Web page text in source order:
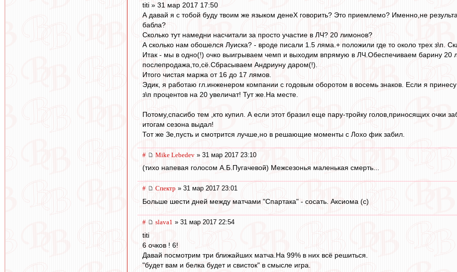
titi » 31 мар 2017 17:50
А давай я с тобой буду твоим же языком денеХ говорить? Это приемлемо? Именно,не
бабла?
Сколько тут намедни насчитали за просто участие в ЛЧ? 20 лимонов?
А сколько нам обошелся Луиска? - вроде писали 1.5 ляма.+ положили где то около трех з\п.
Итак - мы в одно(!) очко выигрываем чемп и выходим впрямую в ЛЧ.Обеспечиваем барину 20
послепродажа,то,сё.Сбрасываем Андриуну даром(!).
Итого чистая маржа от 16 до 17 лямов.
Эдик, я работаю гл.инженером компании с годовым оборотом в восемь знаков. Если я
з\п процентов на 20 увеличат! Тут же.На месте.
Потому,спасибо тем ,кто купил. А если этот бразил еще пару-тройку голов,приносящих очки
итогам сезона выдал!
Тот же Зе,пусть и смотрится лучше,но в решающие моменты с Лохо фик забил.
# Mike Lebedev » 31 мар 2017 23:10
(тихо напевая голосом А.Б.Пугачевой) Межсезонья маленькая смерть...
# Спектр » 31 мар 2017 23:01
Больше шести дней между матчами "Спартака" - сосать. Аксиома (с)
# slava1 » 31 мар 2017 22:54
titi
6 очков ! 6!
Давай посмотрим три ближайших матча.На 99% в них всё решиться.
"будет вам и белка будет и свисток" в смысле игра.